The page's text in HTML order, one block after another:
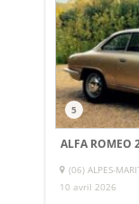
5
ALFA ROMEO
(06) ALPES-
10 avril 2026